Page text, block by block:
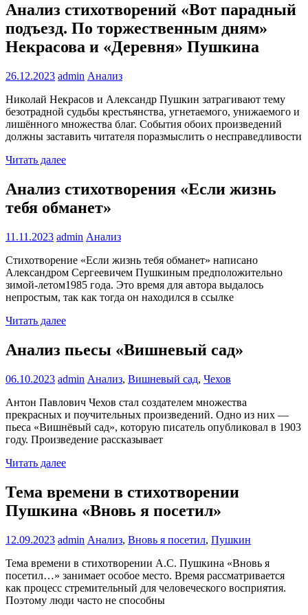
Анализ стихотворений «Вот парадный
подъезд. По торжественным дням»
Некрасова и «Деревня» Пушкина
26.12.2023 admin Анализ
Николай Некрасов и Александр Пушкин затрагивают тему
безотрадной судьбы крестьянства, угнетаемого, унижаемого и
лишённого множества благ. События обоих произведений
должны заставить читателя поразмыслить о несправедливости
Читать далее
Анализ стихотворения «Если жизнь
тебя обманет»
11.11.2023 admin Анализ
Стихотворение «Если жизнь тебя обманет» написано
Александром Сергеевичем Пушкиным предположительно
зимой-летом1985 года. Это время для автора выдалось
непростым, так как тогда он находился в ссылке
Читать далее
Анализ пьесы «Вишневый сад»
06.10.2023 admin Анализ, Вишневый сад, Чехов
Антон Павлович Чехов стал создателем множества
прекрасных и поучительных произведений. Одно из них —
пьеса «Вишнёвый сад», которую писатель опубликовал в 1903
году. Произведение рассказывает
Читать далее
Тема времени в стихотворении
Пушкина «Вновь я посетил»
12.09.2023 admin Анализ, Вновь я посетил, Пушкин
Тема времени в стихотворении А.С. Пушкина «Вновь я
посетил…» занимает особое место. Время рассматривается
как процесс стремительный для человеческого восприятия.
Поэтому люди часто не способны